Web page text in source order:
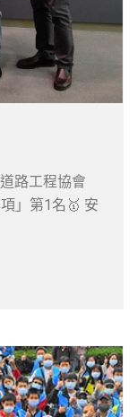
路工程協會
」第1名🥇 安